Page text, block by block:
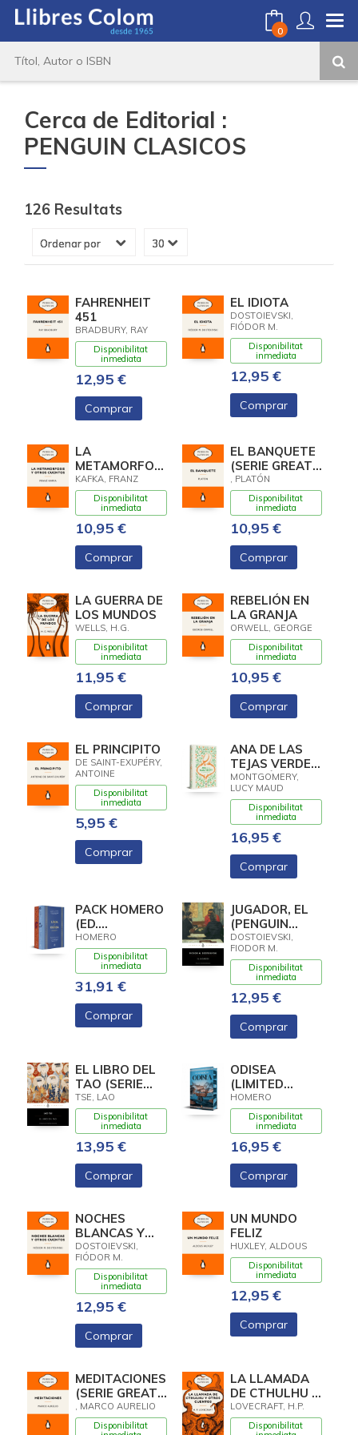
0
Cerca de Editorial :
PENGUIN CLASICOS
126 Resultats
FAHRENHEIT
451
BRADBURY, RAY
Disponibilitat
inmediata
12,95 €
Comprar
EL IDIOTA
DOSTOIEVSKI,
FIÓDOR M.
Disponibilitat
inmediata
12,95 €
Comprar
LA
METAMORFOSIS
Y OTROS
CUENTOS
KAFKA, FRANZ
Disponibilitat
inmediata
10,95 €
Comprar
EL BANQUETE
(SERIE GREAT
IDEAS)
, PLATÓN
Disponibilitat
inmediata
10,95 €
Comprar
LA GUERRA DE
LOS MUNDOS
WELLS, H.G.
Disponibilitat
inmediata
11,95 €
Comprar
REBELIÓN EN
LA GRANJA
ORWELL, GEORGE
Disponibilitat
inmediata
10,95 €
Comprar
EL PRINCIPITO
DE SAINT-EXUPÉRY,
ANTOINE
Disponibilitat
inmediata
5,95 €
Comprar
ANA DE LAS
TEJAS VERDES
(EDICIÓN
ESPECIAL EN
TAPA DURA)
MONTGOMERY,
LUCY MAUD
Disponibilitat
inmediata
16,95 €
Comprar
PACK HOMERO
(ED.
CONMEMORATIVA)
HOMERO
Disponibilitat
inmediata
31,91 €
Comprar
JUGADOR, EL
(PENGUIN
CLASICOS)
DOSTOIEVSKI,
FIODOR M.
Disponibilitat
inmediata
12,95 €
Comprar
EL LIBRO DEL
TAO (SERIE
GREAT IDEAS)
TSE, LAO
Disponibilitat
inmediata
13,95 €
Comprar
ODISEA
(LIMITED
CANTOS
TINTADOS)
HOMERO
Disponibilitat
inmediata
16,95 €
Comprar
NOCHES
BLANCAS Y
OTROS
CUENTOS
DOSTOIEVSKI,
FIÓDOR M.
Disponibilitat
inmediata
12,95 €
Comprar
UN MUNDO
FELIZ
HUXLEY, ALDOUS
Disponibilitat
inmediata
12,95 €
Comprar
MEDITACIONES
(SERIE GREAT
IDEAS)
, MARCO AURELIO
Disponibilitat
LA LLAMADA
DE CTHULHU Y
OTROS
CUENTOS
LOVECRAFT, H.P.
Disponibilitat